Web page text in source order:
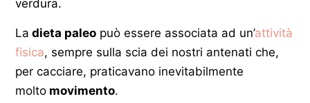
verdura.
La dieta paleo può essere associata ad un’attività
fisica, sempre sulla scia dei nostri antenati che,
per cacciare, praticavano inevitabilmente
molto movimento.